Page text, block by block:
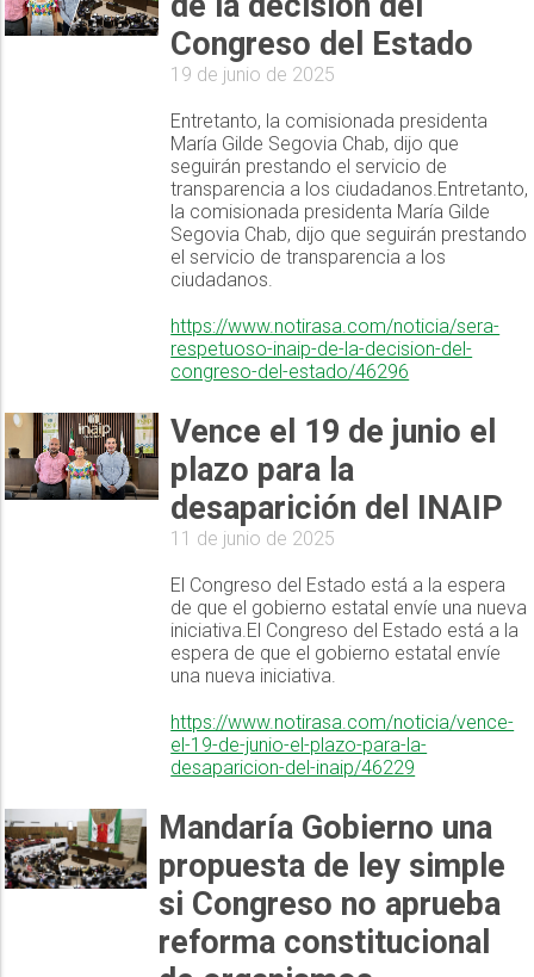
Congreso del Estado
19 de junio de 2025
Entretanto, la comisionada presidenta
María Gilde Segovia Chab, dijo que
seguirán prestando el servicio de
transparencia a los ciudadanos.Entretanto,
la comisionada presidenta María Gilde
Segovia Chab, dijo que seguirán prestando
el servicio de transparencia a los
ciudadanos.
https://www.notirasa.com/noticia/sera-
respetuoso-inaip-de-la-decision-del-
congreso-del-estado/46296
Vence el 19 de junio el
plazo para la
desaparición del INAIP
11 de junio de 2025
El Congreso del Estado está a la espera
de que el gobierno estatal envíe una nueva
iniciativa.El Congreso del Estado está a la
espera de que el gobierno estatal envíe
una nueva iniciativa.
https://www.notirasa.com/noticia/vence-
el-19-de-junio-el-plazo-para-la-
desaparicion-del-inaip/46229
Mandaría Gobierno una
propuesta de ley simple
si Congreso no aprueba
reforma constitucional